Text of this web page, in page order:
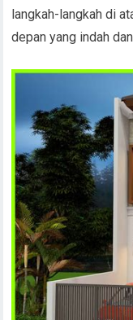
langkah-langkah di
depan yang indah